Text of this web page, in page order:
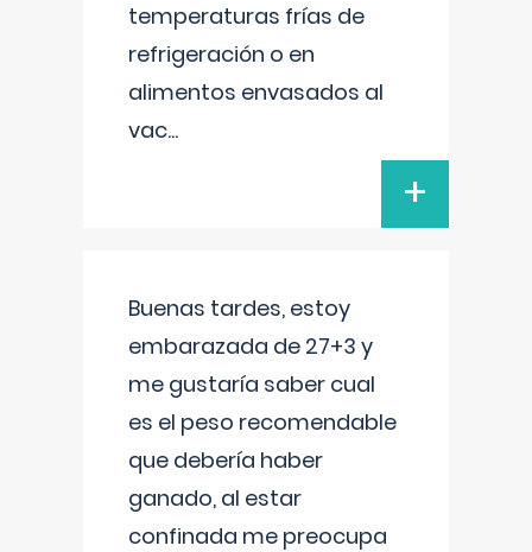
temperaturas frías de
refrigeración o en
alimentos envasados al
vac...
+
Buenas tardes, estoy
embarazada de 27+3 y
me gustaría saber cual
es el peso recomendable
que debería haber
ganado, al estar
confinada me preocupa